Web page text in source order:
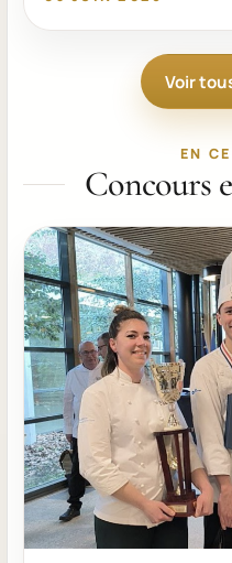
Voir
EN
Concours